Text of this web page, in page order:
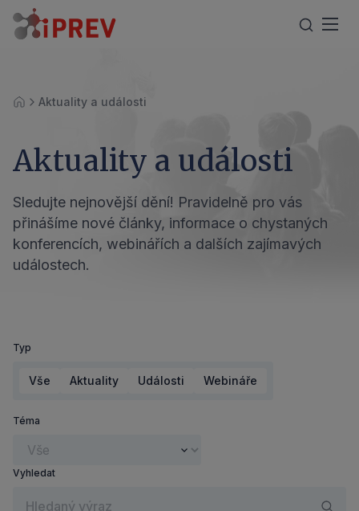
ÚvodAktuality a události
Aktuality a události
Sledujte nejnovější dění! Pravidelně pro vás
přinášíme nové články, informace o chystaných
konferencích, webinářích a dalších zajímavých
událostech.
Typ
Vše Aktuality Události Webináře
Téma
Vyhledat